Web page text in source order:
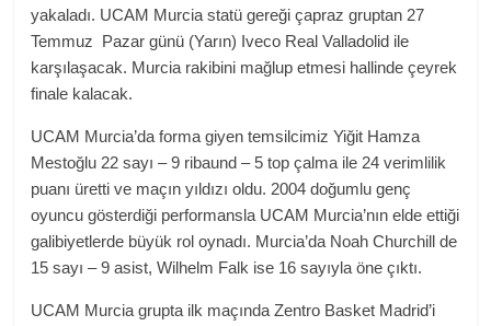
yakaladı. UCAM Murcia statü gereği çapraz gruptan 27
Temmuz Pazar günü (Yarın) Iveco Real Valladolid ile
karşılaşacak. Murcia rakibini mağlup etmesi hallinde çeyrek
finale kalacak.
UCAM Murcia’da forma giyen temsilcimiz Yiğit Hamza
Mestoğlu 22 sayı – 9 ribaund – 5 top çalma ile 24 verimlilik
puanı üretti ve maçın yıldızı oldu. 2004 doğumlu genç
oyuncu gösterdiği performansla UCAM Murcia’nın elde ettiği
galibiyetlerde büyük rol oynadı. Murcia’da Noah Churchill de
15 sayı – 9 asist, Wilhelm Falk ise 16 sayıyla öne çıktı.
UCAM Murcia grupta ilk maçında Zentro Basket Madrid’i